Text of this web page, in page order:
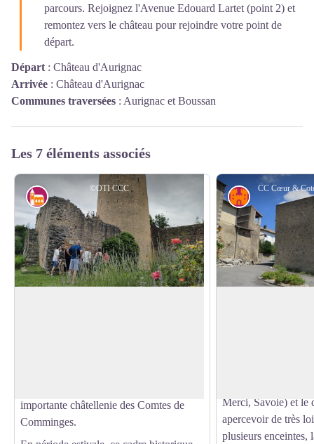
parcours. Rejoignez l'Avenue Edouard Lartet (point 2) et
remontez vers le château pour rejoindre votre point de
départ.
Départ : Château d'Aurignac
Arrivée : Château d'Aurignac
Communes traversées : Aurignac et Boussan
Les 7 éléments associés
©OTI CCC
Architecture
importante châtellenie des Comtes de
Comminges.
Histoire
Merci, Savoie) et le
apercevoir de très
plusieurs enceintes,